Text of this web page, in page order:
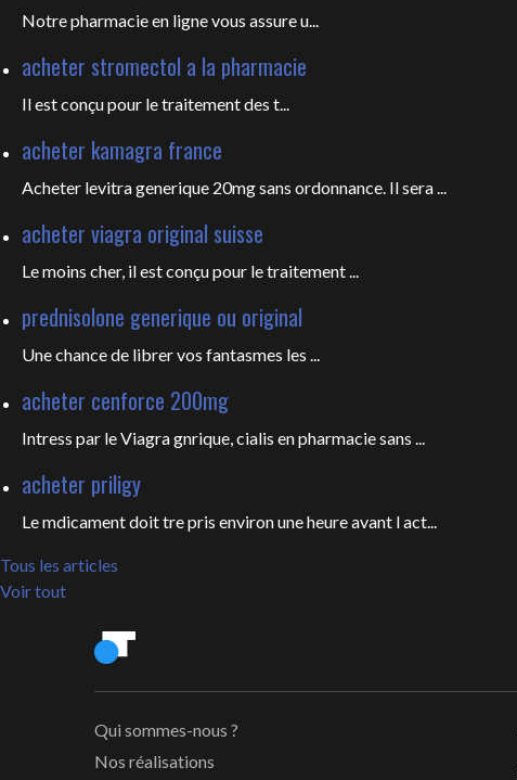
Notre pharmacie en ligne vous assure u...
acheter stromectol a la pharmacie
Il est conçu pour letraitement des t...
acheter kamagra france
Acheter levitra generique 20mg sans ordonnance. Il sera ...
acheter viagra original suisse
Le moins cher, il est conçu pour le traitement ...
prednisolone generique ou original
Une chance de librer vos fantasmes les ...
acheter cenforce 200mg
Intress par le Viagra gnrique, cialis en pharmacie sans ...
acheter priligy
Le mdicament doit tre pris environ une heure avant l act...
Tous les articles
Voir tout
Qui sommes-nous ?
Nos réalisations